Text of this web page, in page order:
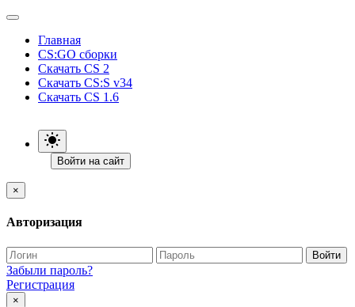
Главная
CS:GO сборки
Скачать CS 2
Скачать CS:S v34
Скачать CS 1.6
Войти на сайт
×
Авторизация
Войти
Забыли пароль?
Регистрация
×